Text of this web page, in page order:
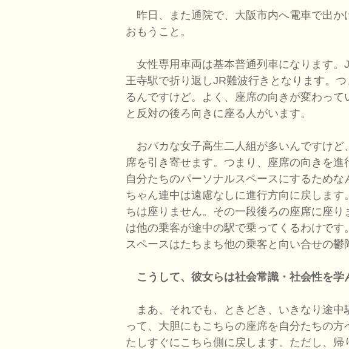
昨日、また通院で、大阪市内へ電車で出か
おもうこと。
女性専用車両は基本普通列車になります。
王寺駅で折り返しJR難波行きとなります。
るんですけど。よく、座席の向きが変わっ
と反対の後ろ向きに座る人がいます。
おバカな女子高生二人組が多いんですけど
席を引き寄せます。つまり、座席の向きを進
自分たちのパーソナルスペースにするため
ちゃん連中は遠慮なしに進行方向に戻しま
ちは座りません。その一段後ろの座席に座
は他の乗客が途中の駅で乗ってくるわけで
スペースはたちまち他の乗客と向い合せの鬱
こうして、彼女らは社会常識・社会性を学
まあ、それでも、ときどき、いきなり途中
って、大胆にもこちらの座席を自分たちの
たしすぐにこちら側に戻します。ただし、